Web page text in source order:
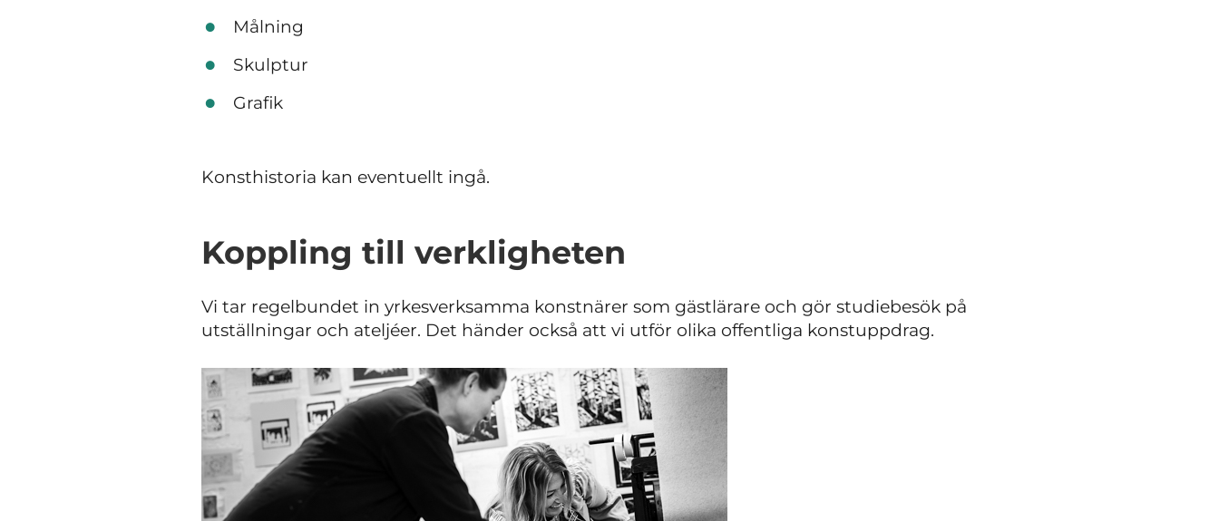
Målning
Skulptur
Grafik
Konsthistoria kan eventuellt ingå.
Koppling till verkligheten
Vi tar regelbundet in yrkesverksamma konstnärer som gästlärare och gör studiebesök på
utställningar och ateljéer. Det händer också att vi utför olika offentliga konstuppdrag.